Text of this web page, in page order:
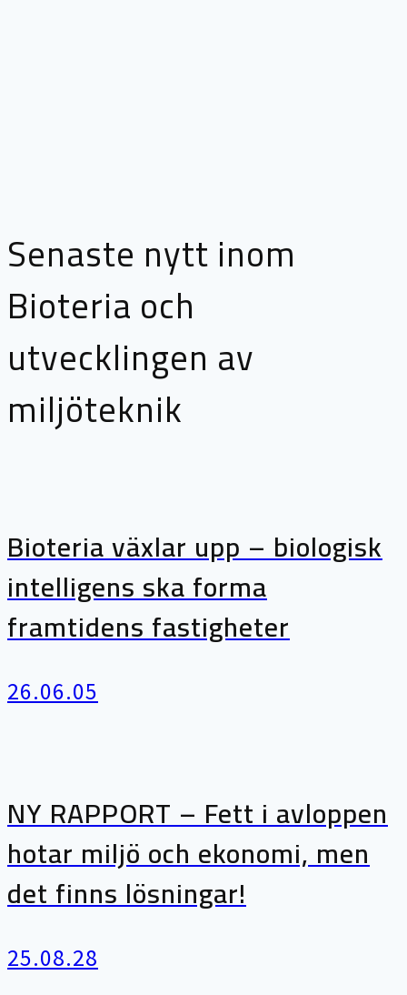
Senaste nytt inom
Bioteria och
utvecklingen av
miljöteknik
Bioteria växlar upp – biologisk
intelligens ska forma
framtidens fastigheter
26.06.05
NY RAPPORT – Fett i avloppen
hotar miljö och ekonomi, men
det finns lösningar!
25.08.28